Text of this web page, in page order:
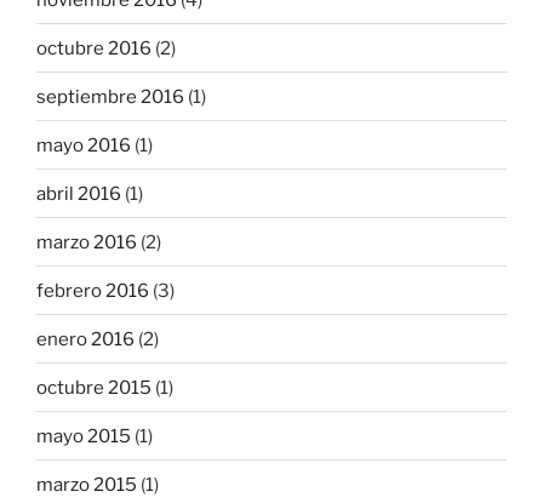
octubre 2016 (2)
septiembre 2016 (1)
mayo 2016 (1)
abril 2016 (1)
marzo 2016 (2)
febrero 2016 (3)
enero 2016 (2)
octubre 2015 (1)
mayo 2015 (1)
marzo 2015 (1)